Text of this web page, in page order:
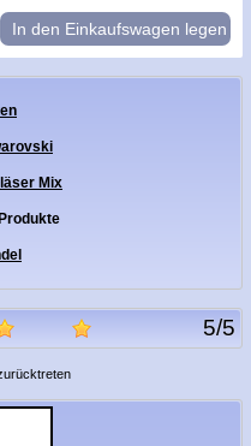
Mix
5/5
In den Einkaufswagen legen